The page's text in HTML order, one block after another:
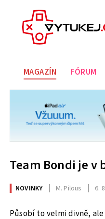
MAGAZÍN FÓRUM
Team Bondi je v
NOVINKY M. Pilous 6.
Působí to velmi divně,